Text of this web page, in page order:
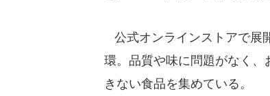
公式オンラインストアで展
環。品質や味に問題がなく
きない食品を集めている。